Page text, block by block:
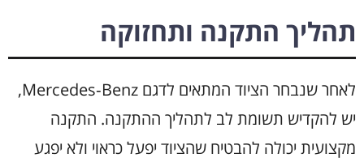
תהליך התקנה ותחזוקה
לאחר שנבחר הציוד המתאים לדגם Mercedes‑Benz,
יש להקדיש תשומת לב לתהליך ההתקנה. התקנה
מקצועית יכולה להבטיח שהציוד יפעל כראוי ולא יפגע